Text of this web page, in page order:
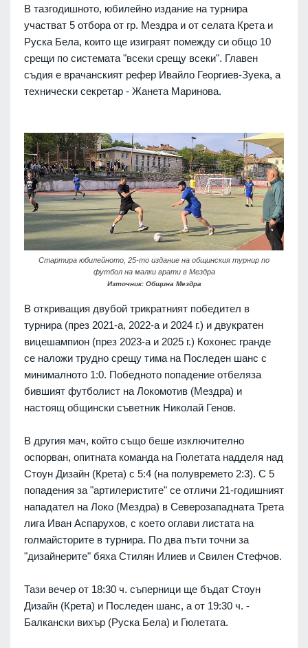
В тазгодишното, юбилейно издание на турнира
участват 5 отборa от гр. Мездра и от селата Крета и
Руска Бела, които ще изиграят помежду си общо 10
срещи по системата "всеки срещу всеки". Главен
съдия е врачанският рефер Ивайло Георгиев-Зуека, а
технически секретар - Жанета Маринова.
Стартира юбилейното, 25-то издание на общинския турнир по
футбол на малки врати в Мездра
Източник: Община Мездра
В откриващия двубой трикратният победител в
турнира (през 2021-а, 2022-а и 2024 г.) и двукратен
вицешампион (през 2023-а и 2025 г.) Кохонес гранде
се наложи трудно срещу тима на Последен шанс с
минималното 1:0. Победното попадение отбеляза
бившият футболист на Локомотив (Мездра) и
настоящ общински съветник Николай Генов.
В другия мач, който също беше изключително
оспорван, опитната команда на Гюлетата надделя над
Стоун Дизайн (Крета) с 5:4 (на полувремето 2:3). С 5
попадения за "артилеристите" се отличи 21-годишният
нападател на Локо (Мездра) в Северозападната Трета
лига Иван Аспарухов, с което оглави листата на
голмайсторите в турнира. По два пъти точни за
"дизайнерите" бяха Стилян Илиев и Свилен Стефчов.
Тази вечер от 18:30 ч. съперници ще бъдат Стоун
Дизайн (Крета) и Последен шанс, а от 19:30 ч. -
Балкански вихър (Руска Бела) и Гюлетата.